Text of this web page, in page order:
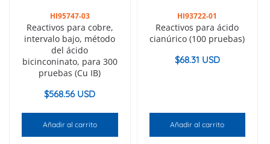
HI95747-03
Reactivos para cobre,
intervalo bajo, método
del ácido
bicinconinato, para 300
pruebas (Cu IB)
$568.56 USD
Añadir al carrito
HI93722-01
Reactivos para ácido
cianúrico (100 pruebas)
$68.31 USD
Añadir al carrito